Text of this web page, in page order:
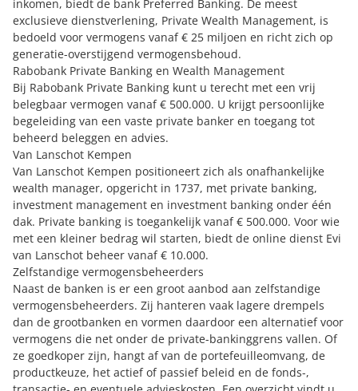
inkomen, biedt de bank Preferred Banking. De meest
exclusieve dienstverlening, Private Wealth Management, is
bedoeld voor vermogens vanaf € 25 miljoen en richt zich op
generatie-overstijgend vermogensbehoud.
Rabobank Private Banking en Wealth Management
Bij Rabobank Private Banking kunt u terecht met een vrij
belegbaar vermogen vanaf € 500.000. U krijgt persoonlijke
begeleiding van een vaste private banker en toegang tot
beheerd beleggen en advies.
Van Lanschot Kempen
Van Lanschot Kempen positioneert zich als onafhankelijke
wealth manager, opgericht in 1737, met private banking,
investment management en investment banking onder één
dak. Private banking is toegankelijk vanaf € 500.000. Voor wie
met een kleiner bedrag wil starten, biedt de online dienst Evi
van Lanschot beheer vanaf € 10.000.
Zelfstandige vermogensbeheerders
Naast de banken is er een groot aanbod aan zelfstandige
vermogensbeheerders. Zij hanteren vaak lagere drempels
dan de grootbanken en vormen daardoor een alternatief voor
vermogens die net onder de private-bankinggrens vallen. Of
ze goedkoper zijn, hangt af van de portefeuilleomvang, de
productkeuze, het actief of passief beleid en de fonds-,